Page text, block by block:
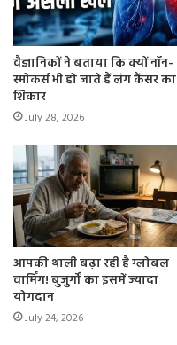
कैसे पहुंचे?
– कियारीघाट पहुंचने का
हट्टी है।
वैज्ञानिकों ने बताया कि क्यों नॉन-
स्मोकर्स भी हो जाते हैं लंग कैंसर का
शिकार
July 28, 2026
आपकी थाली बढ़ा रही है ग्लोबल
वार्मिंग! बुजुर्गों का इसमें ज्यादा
योगदान
July 24, 2026